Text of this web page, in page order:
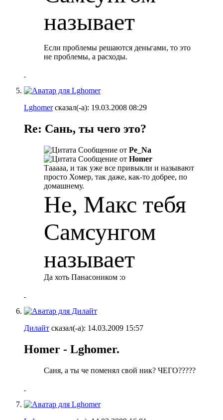
называет
Если проблемы решаются деньгами, то это
не проблемы, а расходы.
Lghomerсказал(-а): 19.03.2008 08:29
Re: Сань, ты чего это?
Сообщение от Pe_Na
Сообщение от Homer
Тааааа, и так уже все привыкли и называют
просто Хомер, так даже, как-то добрее, по
домашнему.
Не, Макс тебя
Самсунгом
называет
Да хоть Панасоником :o
Дилайт сказал(-а): 14.03.2009 15:57
Homer - Lghomer.
Саня, а ты че поменял свой ник? ЧЕГО?????